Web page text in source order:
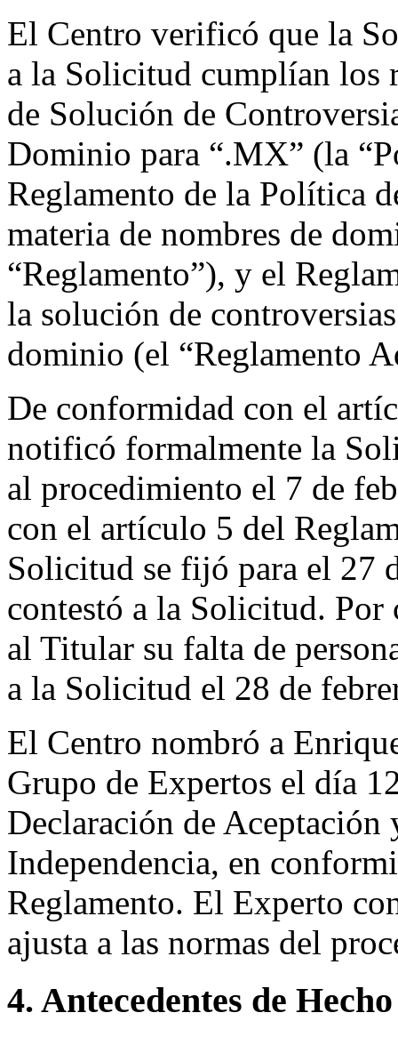
El Centro verificó que la
a la Solicitud cumplían los
de Solución de
Dominio para “.MX” (la
Reglamento de la Política
materia de nombres de
“Reglamento”), y el
la solución de
dominio (el “Reglamento
De conformidad con el
notificó formalmente la
al procedimiento el 7 de
con el artículo 5 del
Solicitud se fijó para el 27
contestó a la Solicitud.
al Titular su falta de
a la Solicitud el 28 de
El Centro nombró a
Grupo de Expertos el día
Declaración de Aceptación
Independencia, en
Reglamento. El Experto
ajusta a las normas del
4. Antecedentes de Hecho